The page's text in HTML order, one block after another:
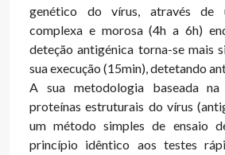
genético do vírus, através de
complexa e morosa (4h a 6h)
deteção antigénica torna-se mais
sua execução (15min), detetando
A sua metodologia baseada na
proteínas estruturais do vírus
um método simples de ensaio
princípio idêntico aos testes